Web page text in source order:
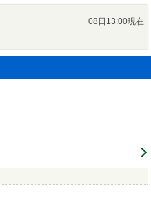
08日13:00現在